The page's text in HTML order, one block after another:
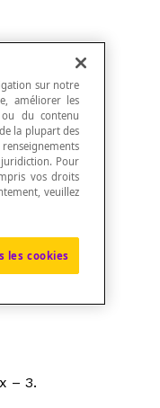
x – 3.
sur notre
améliorer les
du contenu
la plupart des
Pour
vos droits
veuillez
les cookies